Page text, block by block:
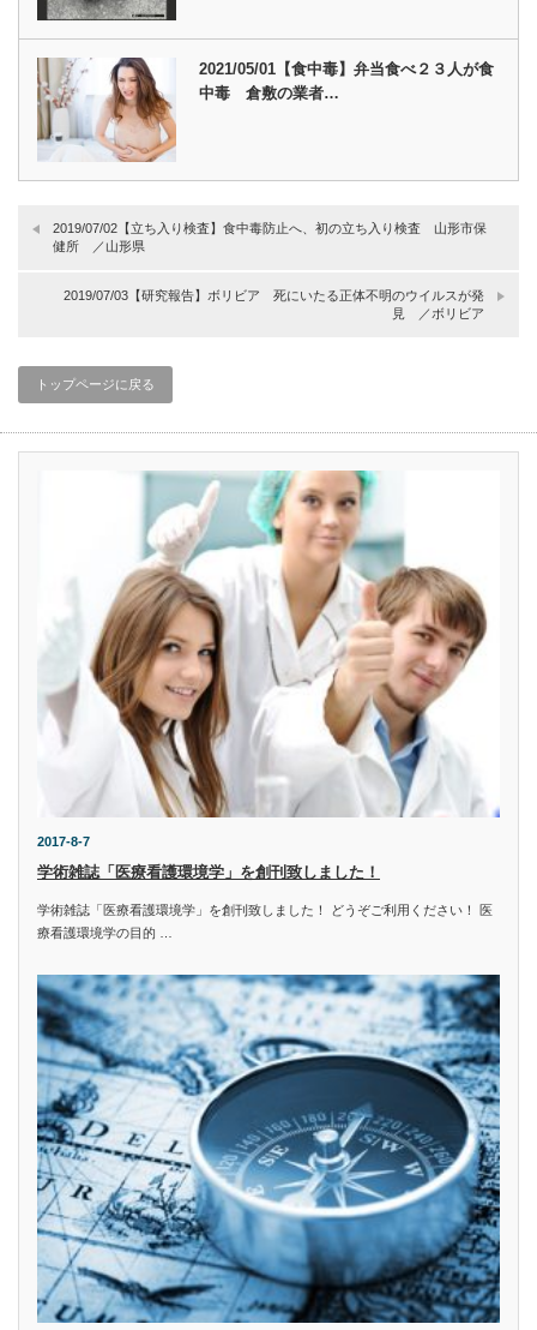
2021/05/01【食中毒】弁当食べ２３人が食
中毒 倉敷の業者…
2019/07/02【立ち入り検査】食中毒防止へ、初の立ち入り検査 山形市保
健所 ／山形県
2019/07/03【研究報告】ボリビア 死にいたる正体不明のウイルスが発
見 ／ボリビア
トップページに戻る
2017-8-7
学術雑誌「医療看護環境学」を創刊致しました！
学術雑誌「医療看護環境学」を創刊致しました！ どうぞご利用ください！ 医
療看護環境学の目的 …